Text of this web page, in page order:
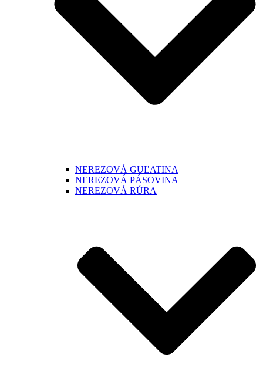
NEREZOVÁ GUĽATINA
NEREZOVÁ PÁSOVINA
NEREZOVÁ RÚRA